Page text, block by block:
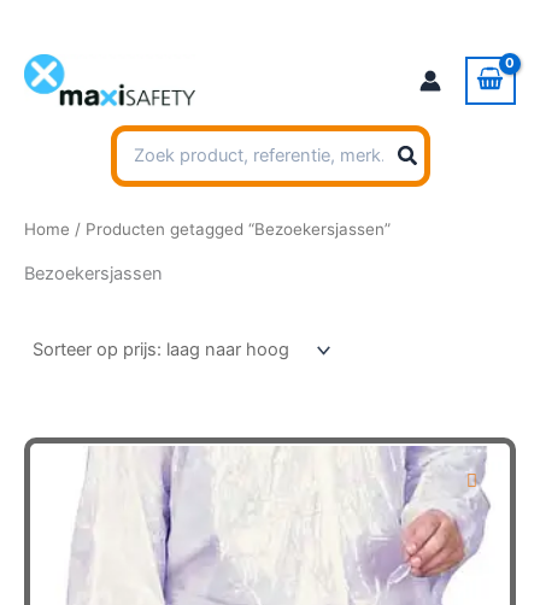
inhoud
Zoeken
naar:
Home / Producten getagged “Bezoekersjassen”
Bezoekersjassen